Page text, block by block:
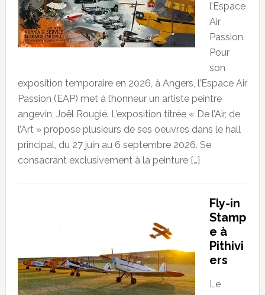
l’Espace
Air
Passion.
Pour
son
exposition temporaire en 2026, à Angers, l’Espace Air
Passion (EAP) met à l’honneur un artiste peintre
angevin, Joël Rougié. L’exposition titrée « De l’Air, de
l’Art » propose plusieurs de ses oeuvres dans le hall
principal, du 27 juin au 6 septembre 2026. Se
consacrant exclusivement à la peinture […]
Fly-in
Stamp
e à
Pithivi
ers
Le